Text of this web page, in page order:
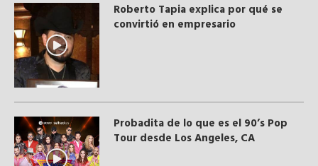
Roberto Tapia explica por qué se
convirtió en empresario
Probadita de lo que es el 90’s Pop
Tour desde Los Angeles, CA